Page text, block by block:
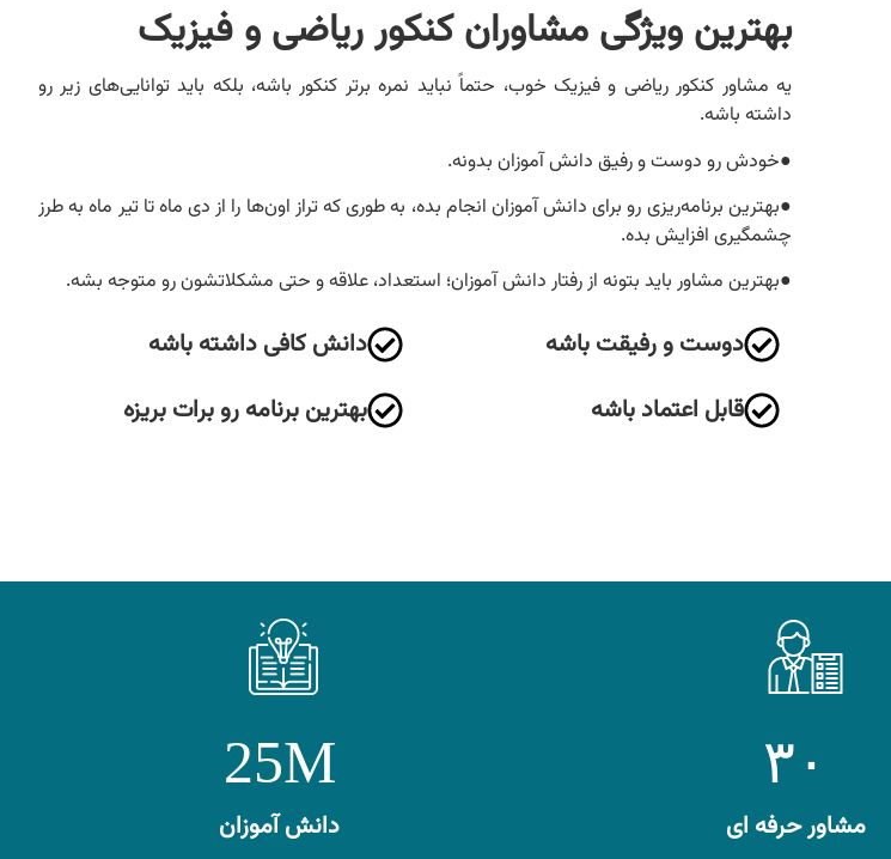
بهترین ویژگی مشاوران کنکور ریاضی و فیزیک
یه مشاور کنکور ریاضی و فیزیک خوب، حتماً نباید نمره برتر کنکور باشه، بلکه باید توانایی‌های زیر رو
داشته باشه.
●خودش رو دوست و رفیق دانش آموزان بدونه.
●بهترین برنامه‌ریزی رو برای دانش آموزان انجام بده، به طوری که تراز اون‌ها را از دی ماه تا تیر ماه به طرز
چشمگیری افزایش بده.
●بهترین مشاور باید بتونه از رفتار دانش آموزان؛ استعداد، علاقه و حتی مشکلاتشون رو متوجه بشه.
دوست و رفیقت باشه
دانش کافی داشته باشه
قابل اعتماد باشه
بهترین برنامه رو برات بریزه
۳۰
مشاور حرفه ای
25M
دانش آموزان